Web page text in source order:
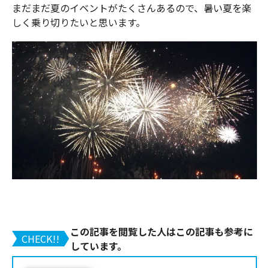
まだまだ夏のイベントがたくさんあるので、暑い夏を楽
しく乗り切りたいと思います。
CHECK!!
この記事を閲覧した人はこの記事も参考に
しています。